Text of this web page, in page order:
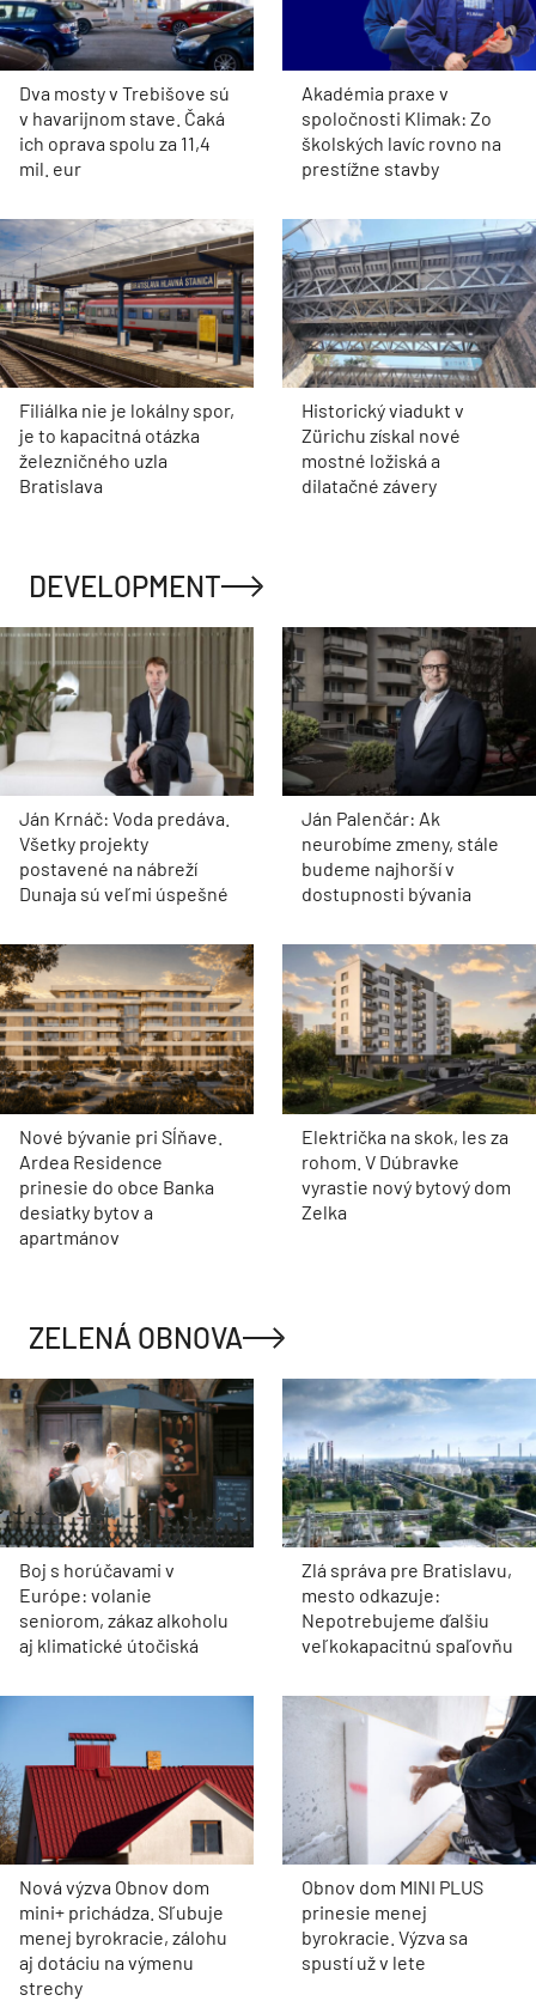
Dva mosty v Trebišove sú
v havarijnom stave. Čaká
ich oprava spolu za 11,4
mil. eur
Akadémia praxe v
spoločnosti Klimak: Zo
školských lavíc rovno na
prestížne stavby
Filiálka nie je lokálny spor,
je to kapacitná otázka
železničného uzla
Bratislava
Historický viadukt v
Zürichu získal nové
mostné ložiská a
dilatačné závery
DEVELOPMENT
Ján Krnáč: Voda predáva.
Všetky projekty
postavené na nábreží
Dunaja sú veľmi úspešné
Ján Palenčár: Ak
neurobíme zmeny, stále
budeme najhorší v
dostupnosti bývania
Nové bývanie pri Sĺňave.
Ardea Residence
prinesie do obce Banka
desiatky bytov a
apartmánov
Električka na skok, les za
rohom. V Dúbravke
vyrastie nový bytový dom
Zelka
ZELENÁ OBNOVA
Boj s horúčavami v
Európe: volanie
seniorom, zákaz alkoholu
aj klimatické útočiská
Zlá správa pre Bratislavu,
mesto odkazuje:
Nepotrebujeme ďalšiu
veľkokapacitnú spaľovňu
Nová výzva Obnov dom
mini+ prichádza. Sľubuje
menej byrokracie, zálohu
aj dotáciu na výmenu
strechy
Obnov dom MINI PLUS
prinesie menej
byrokracie. Výzva sa
spustí už v lete